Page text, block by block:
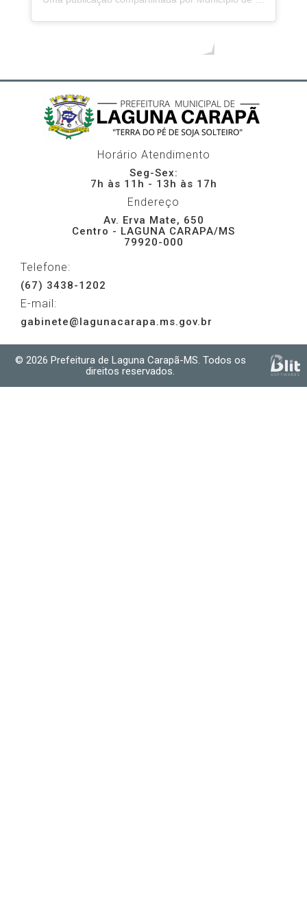
Horário Atendimento
Seg-Sex:
7h às 11h - 13h às 17h
Endereço
Av. Erva Mate, 650
Centro - LAGUNA CARAPA/MS
79920-000
Telefone:
(67) 3438-1202
E-mail:
gabinete@lagunacarapa.ms.gov.br
© 2026 Prefeitura de Laguna Carapã-MS. Todos os
direitos reservados.